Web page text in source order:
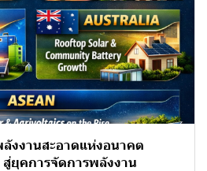
งงานสะอาดแห่งอนาคต
ยุคการจัดการพลังงาน